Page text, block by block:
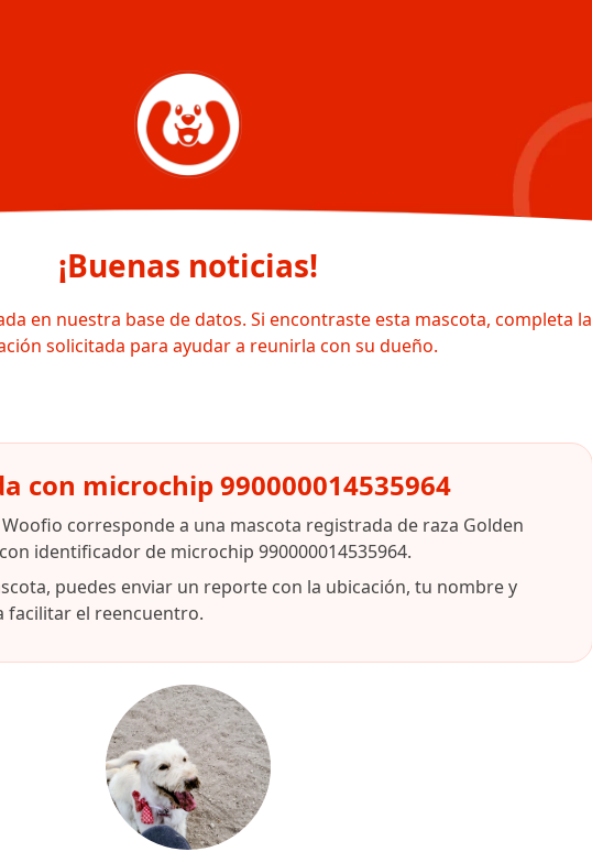
¡Buenas noticias!
en nuestra base de datos. Si encontraste esta mascota, completa la
solicitada para ayudar a reunirla con su dueño.
con microchip 990000014535964
corresponde a una mascota registrada de raza Golden
identificador de microchip 990000014535964.
puedes enviar un reporte con la ubicación, tu nombre y
facilitar el reencuentro.